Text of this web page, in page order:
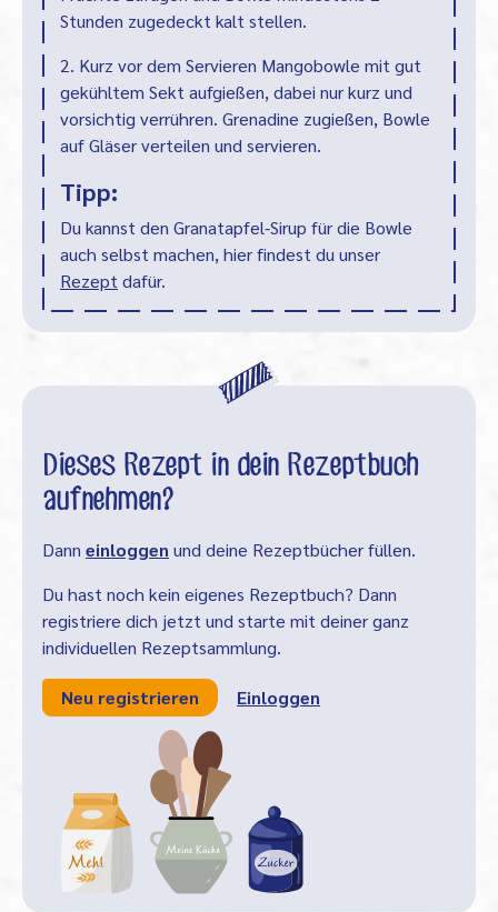
Stunden zugedeckt kalt stellen.
2. Kurz vor dem Servieren Mangobowle mit gut
gekühltem Sekt aufgießen, dabei nur kurz und
vorsichtig verrühren. Grenadine zugießen, Bowle
auf Gläser verteilen und servieren.
Tipp:
Du kannst den Granatapfel-Sirup für die Bowle
auch selbst machen, hier findest du unser
Rezept dafür.
Dieses Rezept in dein Rezeptbuch
aufnehmen?
Dann einloggen und deine Rezeptbücher füllen.
Du hast noch kein eigenes Rezeptbuch? Dann
registriere dich jetzt und starte mit deiner ganz
individuellen Rezeptsammlung.
Neu registrieren Einloggen